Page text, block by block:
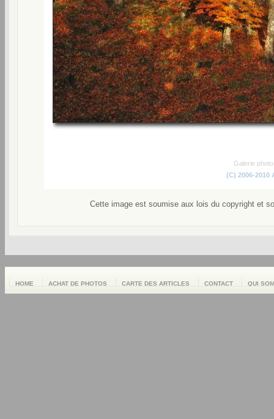
Galerie
(C) 2006-2010
Cette image est soumise aux lois du copyright et
HOME ACHAT DE PHOTOS CARTE DES ARTICLES CONTACT QUI